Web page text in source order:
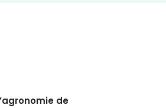
de